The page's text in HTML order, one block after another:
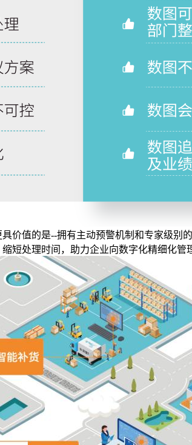
价值的是--拥有主动预警机制和专家级
短处理时间，助力企业向数字化精细化管